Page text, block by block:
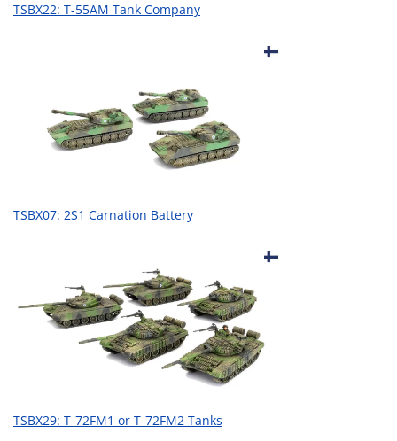
TSBX22: T-55AM Tank Company
TSBX07: 2S1 Carnation Battery
TSBX29: T-72FM1 or T-72FM2 Tanks